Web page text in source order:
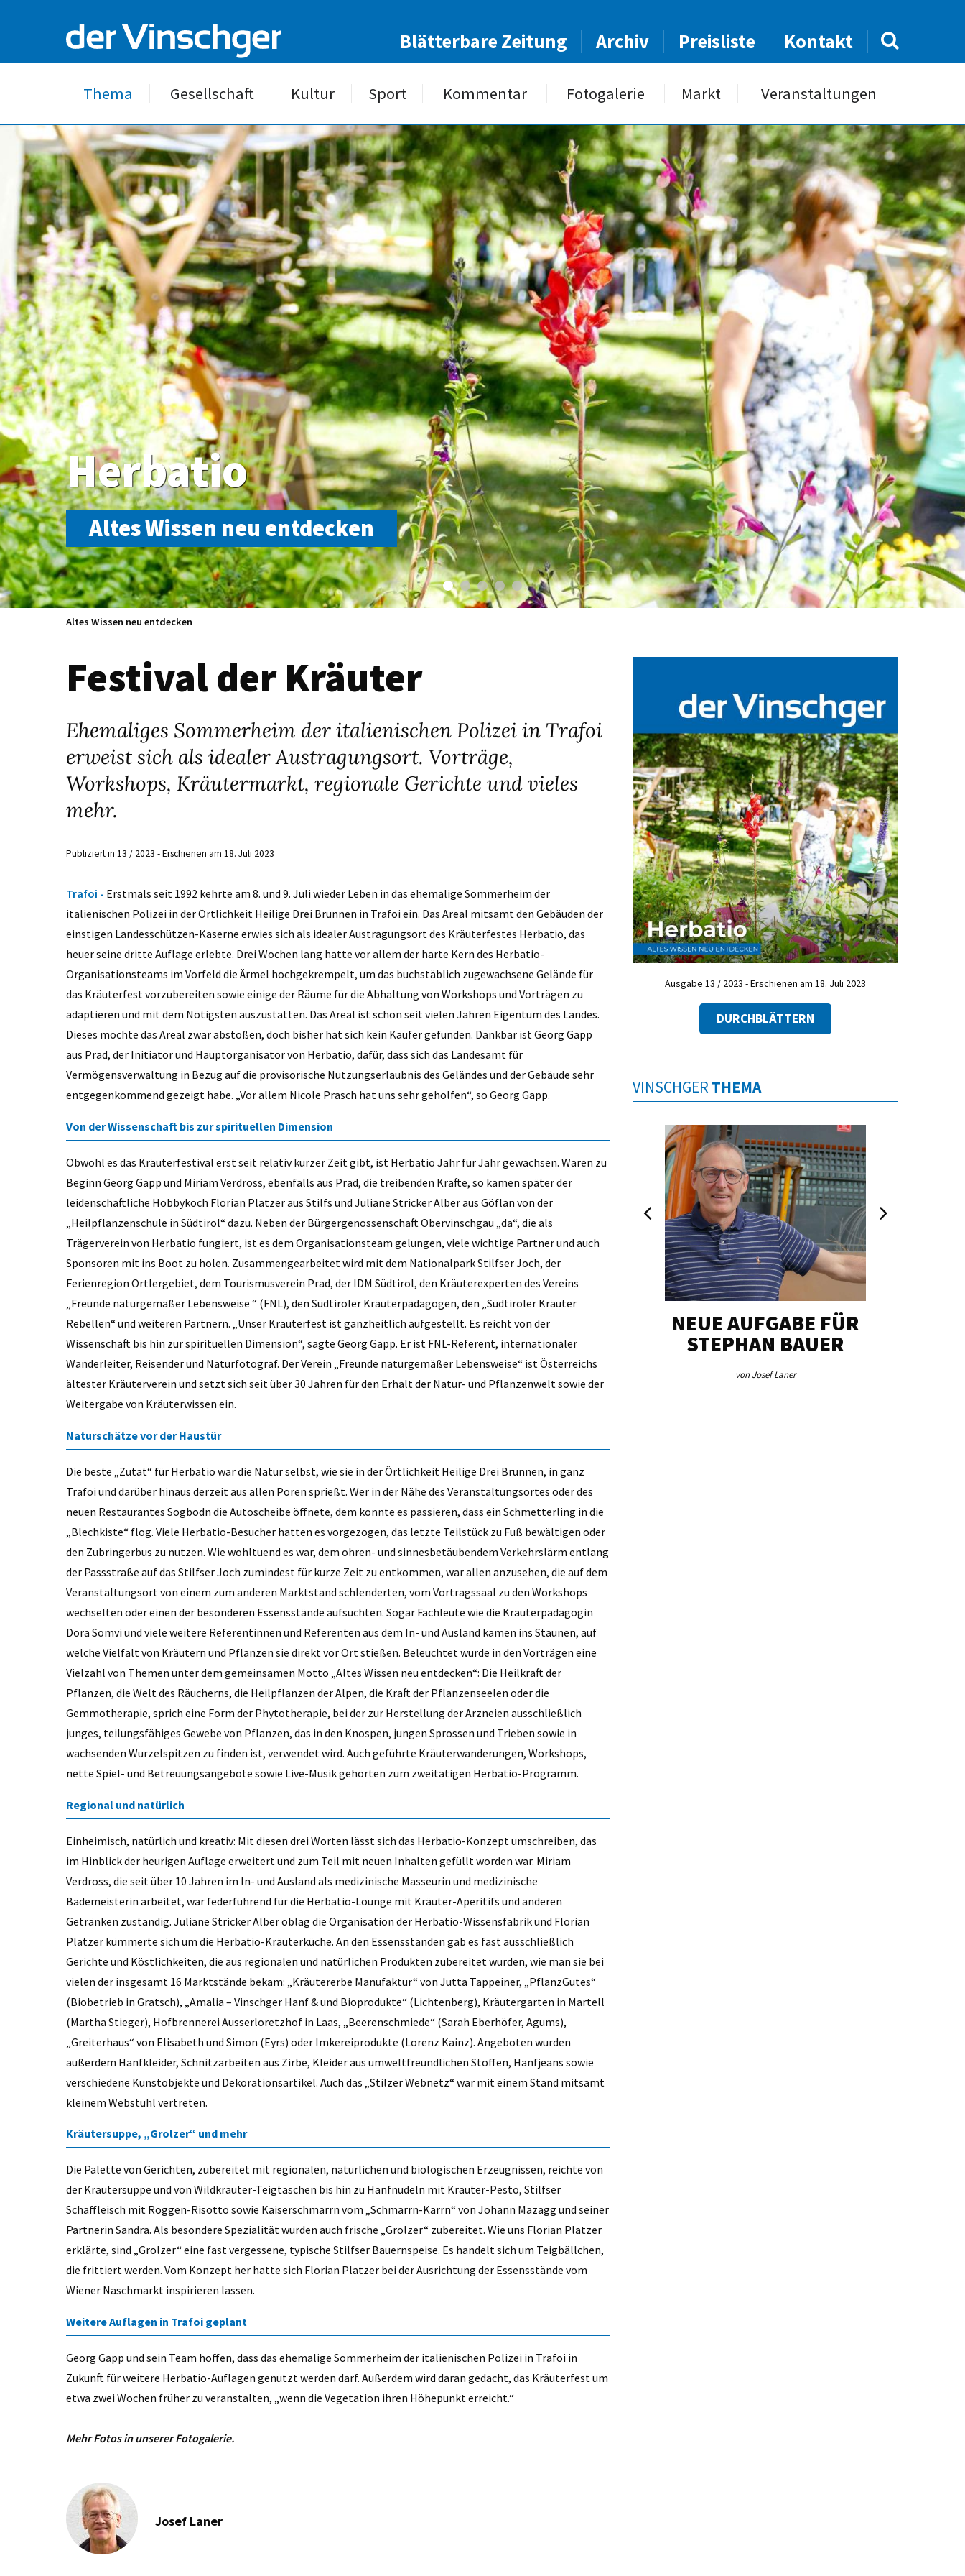
Blätterbare Zeitung Archiv Preisliste Kontakt
Thema Gesellschaft Kultur Sport Kommentar Fotogalerie Markt Veranstaltungen
Herbatio
Altes Wissen neu entdecken
Festival der Kräuter
Ehemaliges Sommerheim der italienischen Polizei in Trafoi
erweist sich als idealer Austragungsort. Vorträge,
Workshops, Kräutermarkt, regionale Gerichte und vieles
mehr.
Publiziert in 13 / 2023 - Erschienen am 18. Juli 2023
Trafoi - Erstmals seit 1992 kehrte am 8. und 9. Juli wieder Leben in das ehemalige Sommerheim der
italienischen Polizei in der Örtlichkeit Heilige Drei Brunnen in Trafoi ein. Das Areal mitsamt den Gebäuden der
einstigen Landesschützen-Kaserne erwies sich als idealer Austragungsort des Kräuterfestes Herbatio, das
heuer seine dritte Auflage erlebte. Drei Wochen lang hatte vor allem der harte Kern des Herbatio-
Organisationsteams im Vorfeld die Ärmel hochgekrempelt, um das buchstäblich zugewachsene Gelände für
das Kräuterfest vorzubereiten sowie einige der Räume für die Abhaltung von Workshops und Vorträgen zu
adaptieren und mit dem Nötigsten auszustatten. Das Areal ist schon seit vielen Jahren Eigentum des Landes.
Dieses möchte das Areal zwar abstoßen, doch bisher hat sich kein Käufer gefunden. Dankbar ist Georg Gapp
aus Prad, der Initiator und Hauptorganisator von Herbatio, dafür, dass sich das Landesamt für
Vermögensverwaltung in Bezug auf die provisorische Nutzungserlaubnis des Geländes und der Gebäude sehr
entgegenkommend gezeigt habe. „Vor allem Nicole Prasch hat uns sehr geholfen“, so Georg Gapp.
Von der Wissenschaft bis zur spirituellen Dimension
Obwohl es das Kräuterfestival erst seit relativ kurzer Zeit gibt, ist Herbatio Jahr für Jahr gewachsen. Waren zu
Beginn Georg Gapp und Miriam Verdross, ebenfalls aus Prad, die treibenden Kräfte, so kamen später der
leidenschaftliche Hobbykoch Florian Platzer aus Stilfs und Juliane Stricker Alber aus Göflan von der
„Heilpflanzenschule in Südtirol“ dazu. Neben der Bürgergenossenschaft Obervinschgau „da“, die als
Trägerverein von Herbatio fungiert, ist es dem Organisationsteam gelungen, viele wichtige Partner und auch
Sponsoren mit ins Boot zu holen. Zusammengearbeitet wird mit dem Nationalpark Stilfser Joch, der
Ferienregion Ortlergebiet, dem Tourismusverein Prad, der IDM Südtirol, den Kräuterexperten des Vereins
„Freunde naturgemäßer Lebensweise “ (FNL), den Südtiroler Kräuterpädagogen, den „Südtiroler Kräuter
Rebellen“ und weiteren Partnern. „Unser Kräuterfest ist ganzheitlich aufgestellt. Es reicht von der
Wissenschaft bis hin zur spirituellen Dimension“, sagte Georg Gapp. Er ist FNL-Referent, internationaler
Wanderleiter, Reisender und Naturfotograf. Der Verein „Freunde naturgemäßer Lebensweise“ ist Österreichs
ältester Kräuterverein und setzt sich seit über 30 Jahren für den Erhalt der Natur- und Pflanzenwelt sowie der
Weitergabe von Kräuterwissen ein.
Naturschätze vor der Haustür
Die beste „Zutat“ für Herbatio war die Natur selbst, wie sie in der Örtlichkeit Heilige Drei Brunnen, in ganz
Trafoi und darüber hinaus derzeit aus allen Poren sprießt. Wer in der Nähe des Veranstaltungsortes oder des
neuen Restaurantes Sogbodn die Autoscheibe öffnete, dem konnte es passieren, dass ein Schmetterling in die
„Blechkiste“ flog. Viele Herbatio-Besucher hatten es vorgezogen, das letzte Teilstück zu Fuß bewältigen oder
den Zubringerbus zu nutzen. Wie wohltuend es war, dem ohren- und sinnesbetäubendem Verkehrslärm entlang
der Passstraße auf das Stilfser Joch zumindest für kurze Zeit zu entkommen, war allen anzusehen, die auf dem
Veranstaltungsort von einem zum anderen Marktstand schlenderten, vom Vortragssaal zu den Workshops
wechselten oder einen der besonderen Essensstände aufsuchten. Sogar Fachleute wie die Kräuterpädagogin
Dora Somvi und viele weitere Referentinnen und Referenten aus dem In- und Ausland kamen ins Staunen, auf
welche Vielfalt von Kräutern und Pflanzen sie direkt vor Ort stießen. Beleuchtet wurde in den Vorträgen eine
Vielzahl von Themen unter dem gemeinsamen Motto „Altes Wissen neu entdecken“: Die Heilkraft der
Pflanzen, die Welt des Räucherns, die Heilpflanzen der Alpen, die Kraft der Pflanzenseelen oder die
Gemmotherapie, sprich eine Form der Phytotherapie, bei der zur Herstellung der Arzneien ausschließlich
junges, teilungsfähiges Gewebe von Pflanzen, das in den Knospen, jungen Sprossen und Trieben sowie in
wachsenden Wurzelspitzen zu finden ist, verwendet wird. Auch geführte Kräuterwanderungen, Workshops,
nette Spiel- und Betreuungsangebote sowie Live-Musik gehörten zum zweitätigen Herbatio-Programm.
Regional und natürlich
Einheimisch, natürlich und kreativ: Mit diesen drei Worten lässt sich das Herbatio-Konzept umschreiben, das
im Hinblick der heurigen Auflage erweitert und zum Teil mit neuen Inhalten gefüllt worden war. Miriam
Verdross, die seit über 10 Jahren im In- und Ausland als medizinische Masseurin und medizinische
Bademeisterin arbeitet, war federführend für die Herbatio-Lounge mit Kräuter-Aperitifs und anderen
Getränken zuständig. Juliane Stricker Alber oblag die Organisation der Herbatio-Wissensfabrik und Florian
Platzer kümmerte sich um die Herbatio-Kräuterküche. An den Essensständen gab es fast ausschließlich
Gerichte und Köstlichkeiten, die aus regionalen und natürlichen Produkten zubereitet wurden, wie man sie bei
vielen der insgesamt 16 Marktstände bekam: „Kräutererbe Manufaktur“ von Jutta Tappeiner, „PflanzGutes“
(Biobetrieb in Gratsch), „Amalia – Vinschger Hanf & und Bioprodukte“ (Lichtenberg), Kräutergarten in Martell
(Martha Stieger), Hofbrennerei Ausserloretzhof in Laas, „Beerenschmiede“ (Sarah Eberhöfer, Agums),
„Greiterhaus“ von Elisabeth und Simon (Eyrs) oder Imkereiprodukte (Lorenz Kainz). Angeboten wurden
außerdem Hanfkleider, Schnitzarbeiten aus Zirbe, Kleider aus umweltfreundlichen Stoffen, Hanfjeans sowie
verschiedene Kunstobjekte und Dekorationsartikel. Auch das „Stilzer Webnetz“ war mit einem Stand mitsamt
kleinem Webstuhl vertreten.
Kräutersuppe, „Grolzer“ und mehr
Die Palette von Gerichten, zubereitet mit regionalen, natürlichen und biologischen Erzeugnissen, reichte von
der Kräutersuppe und von Wildkräuter-Teigtaschen bis hin zu Hanfnudeln mit Kräuter-Pesto, Stilfser
Schaffleisch mit Roggen-Risotto sowie Kaiserschmarrn vom „Schmarrn-Karrn“ von Johann Mazagg und seiner
Partnerin Sandra. Als besondere Spezialität wurden auch frische „Grolzer“ zubereitet. Wie uns Florian Platzer
erklärte, sind „Grolzer“ eine fast vergessene, typische Stilfser Bauernspeise. Es handelt sich um Teigbällchen,
die frittiert werden. Vom Konzept her hatte sich Florian Platzer bei der Ausrichtung der Essensstände vom
Wiener Naschmarkt inspirieren lassen.
Weitere Auflagen in Trafoi geplant
Georg Gapp und sein Team hoffen, dass das ehemalige Sommerheim der italienischen Polizei in Trafoi in
Zukunft für weitere Herbatio-Auflagen genutzt werden darf. Außerdem wird daran gedacht, das Kräuterfest um
etwa zwei Wochen früher zu veranstalten, „wenn die Vegetation ihren Höhepunkt erreicht.“
Mehr Fotos in unserer Fotogalerie.
Josef Laner
Ausgabe 13 / 2023 - Erschienen am 18. Juli 2023
DURCHBLÄTTERN
VINSCHGER THEMA
NEUE AUFGABE FÜR
STEPHAN BAUER
„UNSER
HERZSTÜCK“